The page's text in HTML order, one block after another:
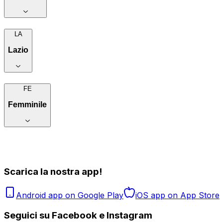
LA
Lazio
FE
Femminile
Scarica la nostra app!
Android app on Google Play iOS app on App Store
Seguici su Facebook e Instagram